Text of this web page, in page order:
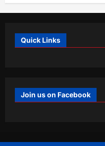
Quick Links
Join us on Facebook